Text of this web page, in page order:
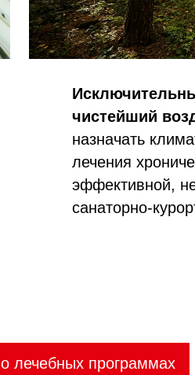
чистейший
назначать
лечения
эффективной,
санаторно-
лечебных программах